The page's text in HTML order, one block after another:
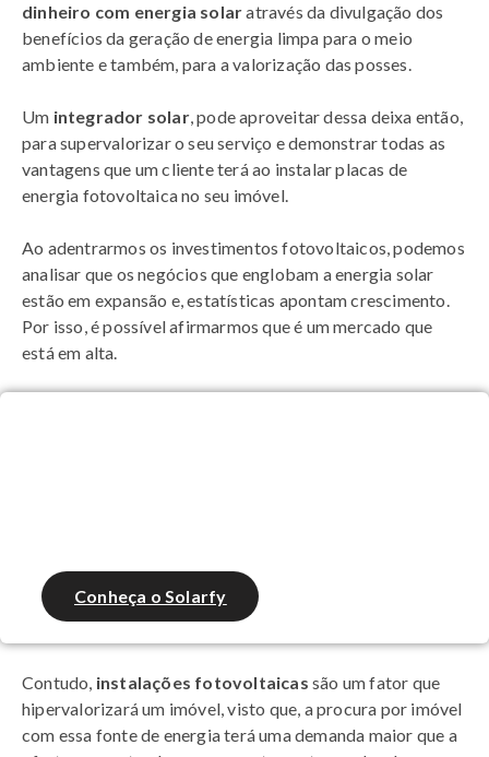
dinheiro com energia solaratravés da divulgação dos
benefícios da geração de energia limpa para o meio
ambiente e também, para a valorização das posses.
​Um integrador solar, pode aproveitar dessa deixa então,
para supervalorizar o seu serviço e demonstrar todas as
vantagens que um cliente terá ao instalar placas de
energia fotovoltaica no seu imóvel.
Ao adentrarmos os investimentos fotovoltaicos, podemos
analisar que os negócios que englobam a energia solar
estão em expansão e, estatísticas apontam crescimento.
Por isso, é possível afirmarmos que é um mercado que
está em alta.
Conheça o Solarfy
Contudo, instalações fotovoltaicas são um fator que
hipervalorizará um imóvel, visto que, a procura por imóvel
com essa fonte de energia terá uma demanda maior que a